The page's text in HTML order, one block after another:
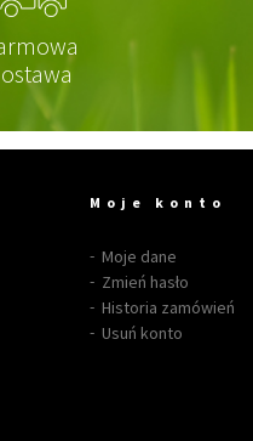
Moje konto
Moje dane
Zmień hasło
Historia zamówień
Usuń konto